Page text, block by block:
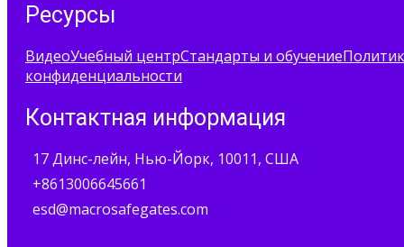
Ресурсы
ВидеоУчебный центрСтандарты и обучение
конфиденциальности
Контактная информация
17 Динс-лейн, Нью-Йорк, 10011, США
+8613006645661
esd@macrosafegates.com